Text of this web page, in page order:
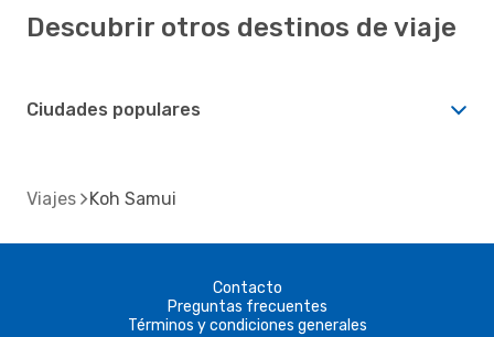
Descubrir otros destinos de viaje
Ciudades populares
Viajes Koh Samui
Contacto
Preguntas frecuentes
Términos y condiciones generales